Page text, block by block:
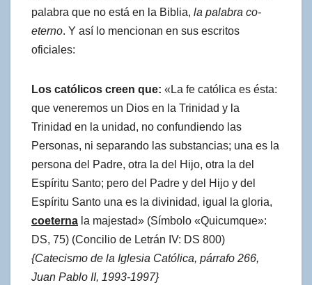
palabra que no está en la Biblia, la palabra co-
eterno. Y así lo mencionan en sus escritos
oficiales:
Los católicos creen que: «La fe católica es ésta:
que veneremos un Dios en la Trinidad y la
Trinidad en la unidad, no confundiendo las
Personas, ni separando las substancias; una es la
persona del Padre, otra la del Hijo, otra la del
Espíritu Santo; pero del Padre y del Hijo y del
Espíritu Santo una es la divinidad, igual la gloria,
coeterna la majestad» (Símbolo «Quicumque»:
DS, 75) (Concilio de Letrán IV: DS 800)
{Catecismo de la Iglesia Católica, párrafo 266,
Juan Pablo II, 1993-1997}